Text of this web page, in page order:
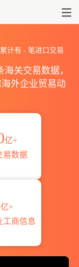
计有 - 笔进口交易
关交易数据，
外企业贸易动
亿+
易数据
亿+
工商信息